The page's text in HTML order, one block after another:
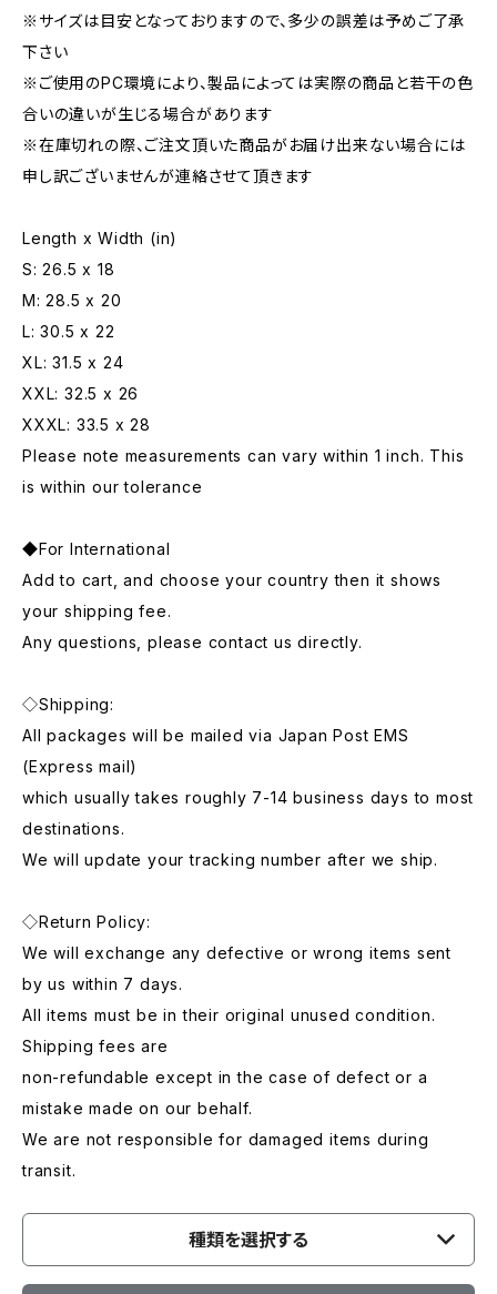
※サイズは目安となっておりますので、多少の誤差は予めご了承
下さい
※ご使用のPC環境により、製品によっては実際の商品と若干の色
合いの違いが生じる場合があります
※在庫切れの際、ご注文頂いた商品がお届け出来ない場合には
申し訳ございませんが連絡させて頂きます
Length x Width (in)
S: 26.5 x 18
M: 28.5 x 20
L: 30.5 x 22
XL: 31.5 x 24
XXL: 32.5 x 26
XXXL: 33.5 x 28
Please note measurements can vary within 1 inch. This
is within our tolerance
◆For International
Add to cart, and choose your country then it shows
your shipping fee.
Any questions, please contact us directly.
◇Shipping:
All packages will be mailed via Japan Post EMS
(Express mail)
which usually takes roughly 7-14 business days to most
destinations.
We will update your tracking number after we ship.
◇Return Policy:
We will exchange any defective or wrong items sent
by us within 7 days.
All items must be in their original unused condition.
Shipping fees are
non-refundable except in the case of defect or a
mistake made on our behalf.
We are not responsible for damaged items during
transit.
種類を選択する